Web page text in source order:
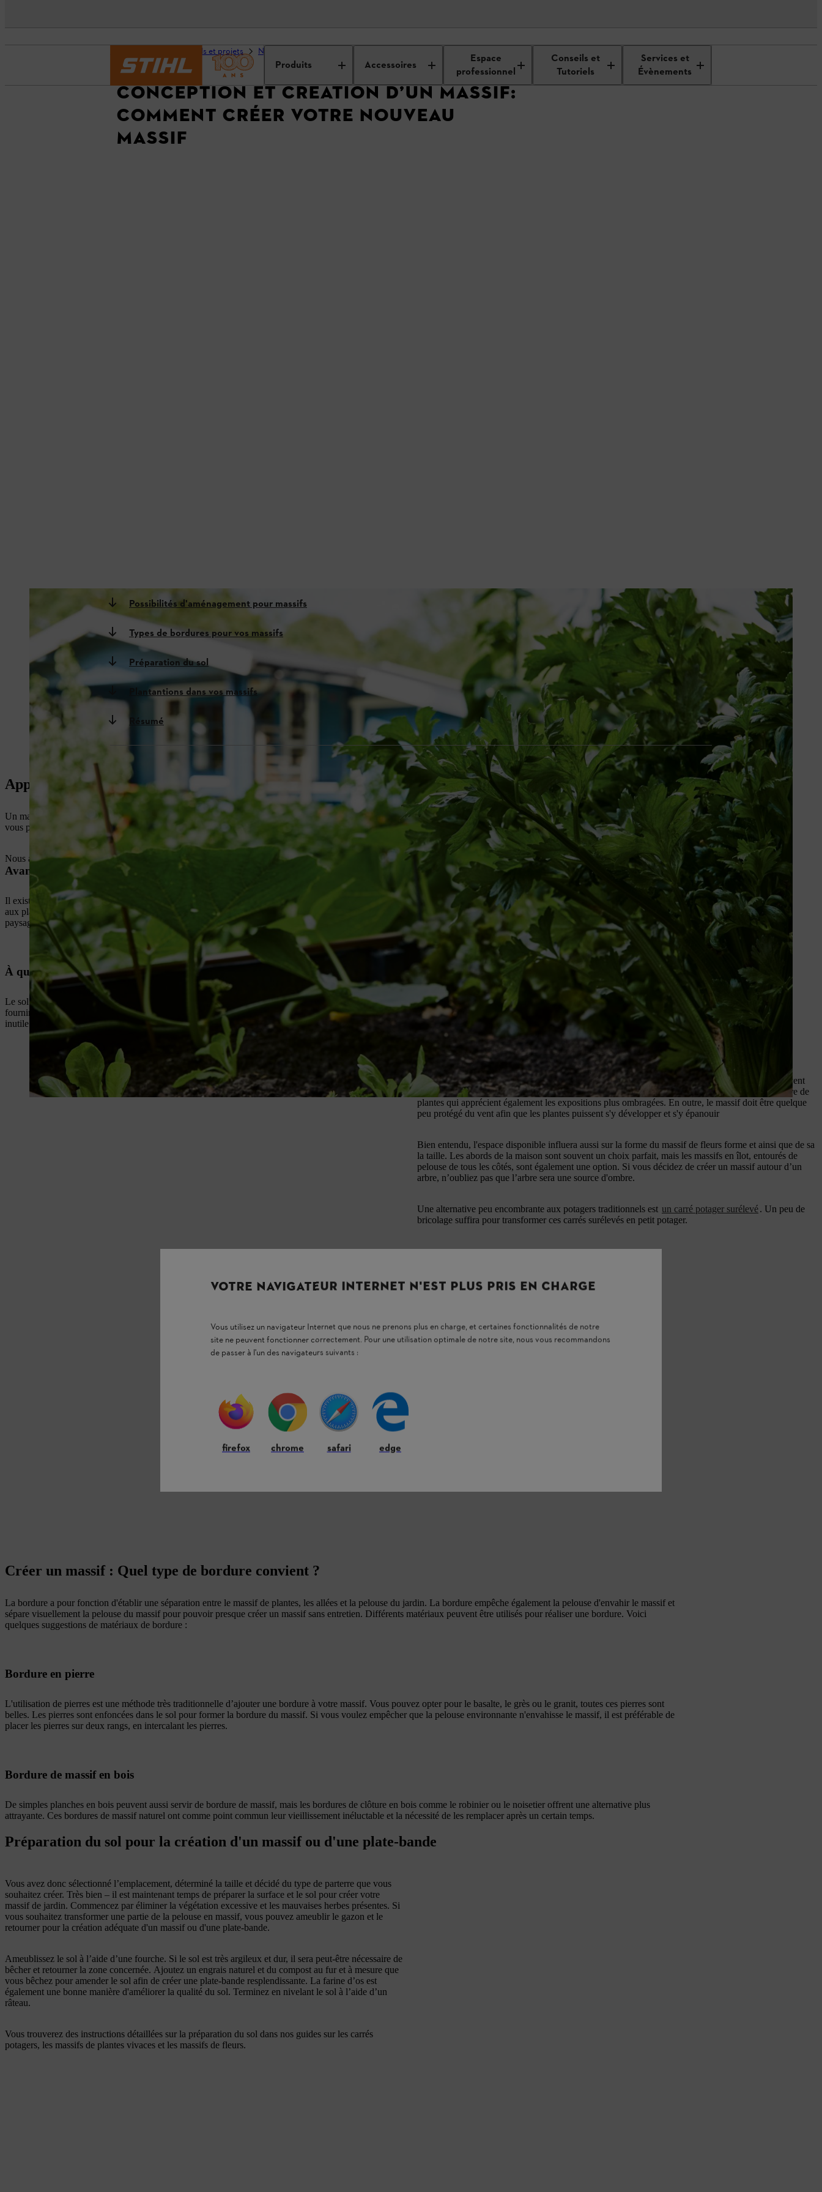
Produits Accessoires
Espace
professionnel
Conseils et
Tutoriels
Services et
Évènements
Conseils et projets Nettoyage et entretien de votre jardin Conseils jardinage et plantations Création et conception d’un massif
CONCEPTION ET CRÉATION D’UN MASSIF:
COMMENT CRÉER VOTRE NOUVEAU
MASSIF
Possibilités d'aménagement pour massifs
Types de bordures pour vos massifs
Préparation du sol
Plantantions dans vos massifs
Résumé
Apportez de la variété à votre jardin : créer un massif
Un massif donne le choix entre une grande variété d’options d'agencement de votre jardin. Que vous souhaitiez former une vague colorée de plantes vivaces fleuries ou que
vous prévoyiez de faire un pas vers l’autosuffisance alimentaire avec un coin potager, votre créativité est sans limites pour la plantation et la création de votre massif de jardin.
Nous avons compilé quelques conseils utiles pour concevoir et créer un massif, et pour en profiter toute l’année.
Avant de créer un massif : Quel type de massif souhaitez-vous ?
Il existe différents types de massifs de jardin. Les massifs de plantes vivaces et les carrés potagers sont deux des choix les plus populaires. Les massifs de vivaces sont destinés
aux plantes de jardin ornementales, tandis qu’un carré potager est la promesse de récoltes délicieuses de pommes de terre, de concombres et plus encore. Pour un agencement
paysager remarquable, un massif en îlot, situé au milieu d’une pelouse, est un excellent choix.
À quoi ressemble le sol ?
Le sol du jardin joue un rôle important dans la planification d’un massif. Le sol est-il très argileux ou sablonneux ? De quels nutriments manque-t-il ? Une analyse du sol
fournira toutes ces informations. Ces analyses ne sont pas onéreuses et peuvent facilement être commandées via Internet. Une analyse vous aidera à éviter une fertilisation
inutile. En outre, si le sol est déjà suffisamment riche en azote, par exemple, un supplément d’azote pourrait même avoir un effet négatif sur le sol et les plantes à long terme.
E mplacement et taille de votre nouveau massif de jardin
L’emplacement du massif déterminera les espèces qui y prospéreront ultérieurement. Les massifs
ombragés ne conviennent pas aux plantes avides de soleil. Les carrés potagers, en particulier, doivent
être exposés au soleil. En revanche, les massifs de vivaces peuvent accueillir un plus grand nombre de
plantes qui apprécient également les expositions plus ombragées. En outre, le massif doit être quelque
peu protégé du vent afin que les plantes puissent s'y développer et s'y épanouir
Bien entendu, l'espace disponible influera aussi sur la forme du massif de fleurs forme et ainsi que de sa
la taille. Les abords de la maison sont souvent un choix parfait, mais les massifs en îlot, entourés de
pelouse de tous les côtés, sont également une option. Si vous décidez de créer un massif autour d’un
arbre, n’oubliez pas que l’arbre sera une source d'ombre.
Une alternative peu encombrante aux potagers traditionnels est un carré potager surélevé. Un peu de
bricolage suffira pour transformer ces carrés surélevés en petit potager.
Créer un massif : Quel type de bordure convient ?
La bordure a pour fonction d'établir une séparation entre le massif de plantes, les allées et la pelouse du jardin. La bordure empêche également la pelouse d'envahir le massif et
sépare visuellement la pelouse du massif pour pouvoir presque créer un massif sans entretien. Différents matériaux peuvent être utilisés pour réaliser une bordure. Voici
quelques suggestions de matériaux de bordure :
Bordure en pierre
L'utilisation de pierres est une méthode très traditionnelle d’ajouter une bordure à votre massif. Vous pouvez opter pour le basalte, le grès ou le granit, toutes ces pierres sont
belles. Les pierres sont enfoncées dans le sol pour former la bordure du massif. Si vous voulez empêcher que la pelouse environnante n'envahisse le massif, il est préférable de
placer les pierres sur deux rangs, en intercalant les pierres.
Bordure de massif en bois
De simples planches en bois peuvent aussi servir de bordure de massif, mais les bordures de clôture en bois comme le robinier ou le noisetier offrent une alternative plus
attrayante. Ces bordures de massif naturel ont comme point commun leur vieillissement inéluctable et la nécessité de les remplacer après un certain temps.
Préparation du sol pour la création d'un massif ou d'une plate-bande
Vous avez donc sélectionné l’emplacement, déterminé la taille et décidé du type de parterre que vous
souhaitez créer. Très bien – il est maintenant temps de préparer la surface et le sol pour créer votre
massif de jardin. Commencez par éliminer la végétation excessive et les mauvaises herbes présentes. Si
vous souhaitez transformer une partie de la pelouse en massif, vous pouvez ameublir le gazon et le
retourner pour la création adéquate d'un massif ou d'une plate-bande.
Ameublissez le sol à l’aide d’une fourche. Si le sol est très argileux et dur, il sera peut-être nécessaire de
bêcher et retourner la zone concernée. Ajoutez un engrais naturel et du compost au fur et à mesure que
vous bêchez pour amender le sol afin de créer une plate-bande resplendissante. La farine d’os est
également une bonne manière d'améliorer la qualité du sol. Terminez en nivelant le sol à l’aide d’un
râteau.
Vous trouverez des instructions détaillées sur la préparation du sol dans nos guides sur les carrés
potagers, les massifs de plantes vivaces et les massifs de fleurs.
VOTRE NAVIGATEUR INTERNET N'EST PLUS PRIS EN CHARGE
Vous utilisez un navigateur Internet que nous ne prenons plus en charge, et certaines fonctionnalités de notre
site ne peuvent fonctionner correctement. Pour une utilisation optimale de notre site, nous vous recommandons
de passer à l'un des navigateurs suivants :
firefox chrome safari edge